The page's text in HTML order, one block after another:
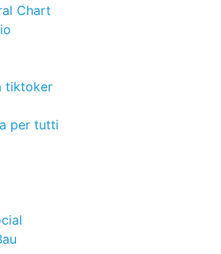
Chart
tiktoker
per tutti